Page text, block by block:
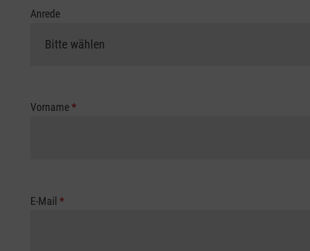
Anrede
Vorname*
E-Mail *